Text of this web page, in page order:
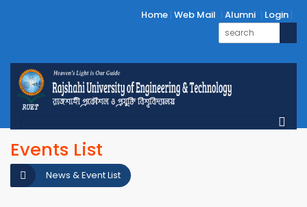
Home Web Mail Alumni Login
Events List
News & Event List